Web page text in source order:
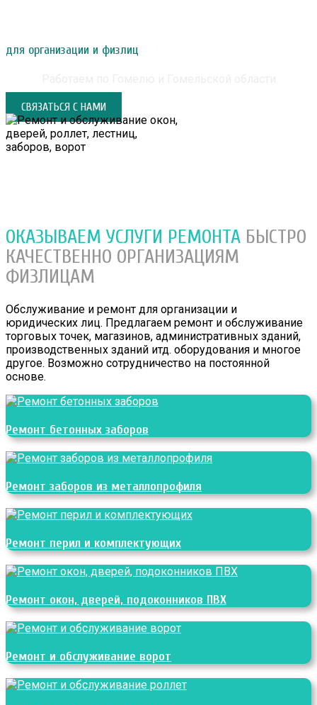
для организации и физлиц
СВЯЗАТЬСЯ С НАМИ
ОКАЗЫВАЕМ УСЛУГИ РЕМОНТА БЫСТРО
КАЧЕСТВЕННО ОРГАНИЗАЦИЯМ
ФИЗЛИЦАМ
Обслуживание и ремонт для организации и
юридических лиц. Предлагаем ремонт и обслуживание
торговых точек, магазинов, административных зданий,
производственных зданий итд. оборудования и многое
другое. Возможно сотрудничество на постоянной
основе.
Ремонт бетонных заборов
Ремонт заборов из металлопрофиля
Ремонт перил и комплектующих
Ремонт окон, дверей, подоконников ПВХ
Ремонт и обслуживание ворот